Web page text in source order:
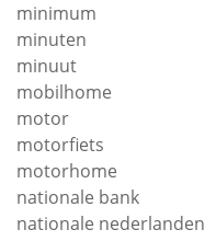
minimum
minuten
minuut
mobilhome
motor
motorfiets
motorhome
nationale bank
nationale nederlanden